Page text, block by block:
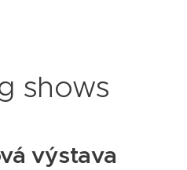
shows
výstava